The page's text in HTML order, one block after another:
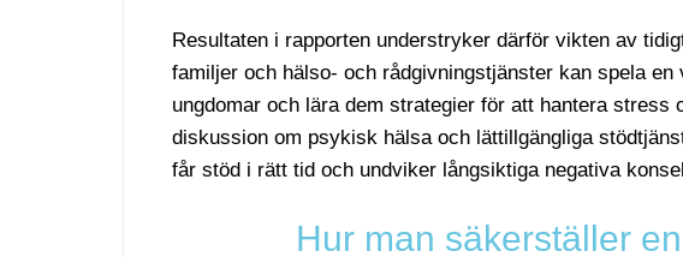
Resultaten i rapporten understryker därför vikten av
familjer och hälso- och rådgivningstjänster kan spela
ungdomar och lära dem strategier för att hantera stress
diskussion om psykisk hälsa och lättillgängliga
får stöd i rätt tid och undviker långsiktiga negativa
Hur man säkerställer